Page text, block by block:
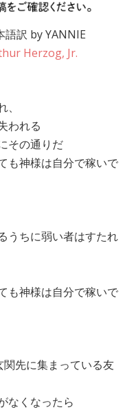
訳 by YANNIE
Herzog, Jr.
われる
その通りだ
も神様は自分で稼いで
うちに弱い者はすたれ
も神様は自分で稼いで
先に集まっている友
なくなったら